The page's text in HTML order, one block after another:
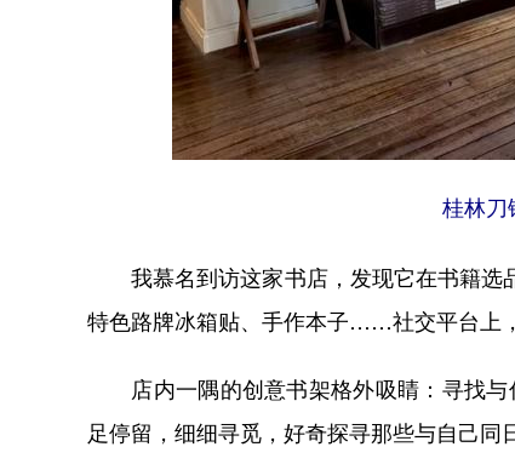
桂林刀
我慕名到访这家书店，发现它在书籍选
特色路牌冰箱贴、手作本子……社交平台上
店内一隅的创意书架格外吸睛：寻找与
足停留，细细寻觅，好奇探寻那些与自己同